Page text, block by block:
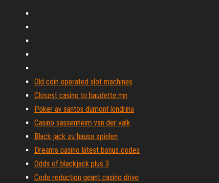
Old coin operated slot machines
Closest casino to baudette mn
Poker av santos dumont londrina
Casino sassenheim van der valk
Black jack zu hause spielen
Dreams casino latest bonus codes
Odds of blackjack plus 3
Code reduction geant casino drive